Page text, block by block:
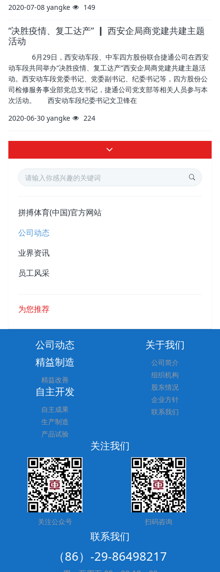
2020-07-08 yangke 149
“决胜疫情、复工达产” ┃ 西安企局商党建共建主题
活动
6月29日，西安动车段、中车四方股份联合捷通公司在西安
动车段共同举办“决胜疫情、复工达产”西安企局商党建共建主题活
动。西安动车段党委书记、党委副书记、纪委书记等，四方股份公
司检修服务事业部党总支书记，捷通公司党支部等相关人员参与本
次活动。 西安动车段纪委书记文卫锋在
2020-06-30 yangke 224
拼搏体育(中国)官方网站
公司动态
业界资讯
员工风采
为您推荐
公司动态 关于我们
公司简介
组织机构
股东情况
企业方针
联系我们
精益制造
精益改善
自主开发
自主成果
生产制造
产品试验
关注我们
关注公众号 扫码咨询
联系我们
（86）-29-86498217